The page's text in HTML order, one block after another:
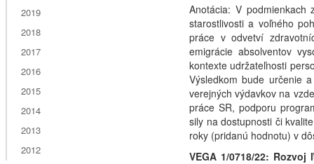
Anotácia: V podmienkach
starostlivosti a voľného
práce v odvetví
emigrácie absolventov
kontexte udržateľnosti
Výsledkom bude určenie
verejných výdavkov na
práce SR, podporu
sily na dostupnosti či
roky (pridanú hodnotu) v
VEGA 1/0718/22:
2019
2018
2017
2016
2015
2014
2013
2012